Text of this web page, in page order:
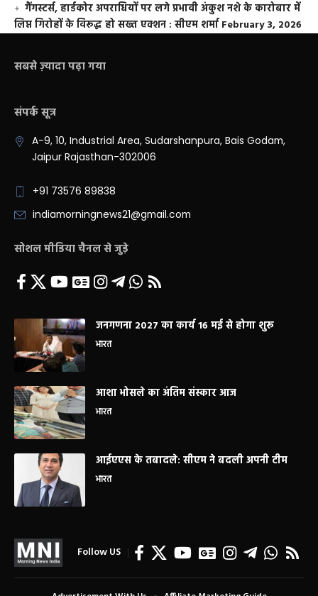
गैंगस्टर्स, हार्डकोर अपराधियों पर लगे प्रभावी अंकुश नशे के कारोबार में
लिप्त गिरोहों के विरूद्ध हो सख्त एक्शन : सीएम शर्मा February 3, 2026
सबसे ज़्यादा पढ़ा गया
संपर्क सूत्र
A-9, 10, Industrial Area, Sudarshanpura, Bais Godam,
Jaipur Rajasthan-302006
+91 73576 89838
indiamorningnews21@gmail.com
सोशल मीडिया चैनल से जुड़े
जनगणना 2027 का कार्य 16 मई से होगा शुरू
भारत
आशा भोसले का अंतिम संस्कार आज
भारत
आईएएस के तबादले: सीएम ने बदली अपनी टीम
भारत
Follow US